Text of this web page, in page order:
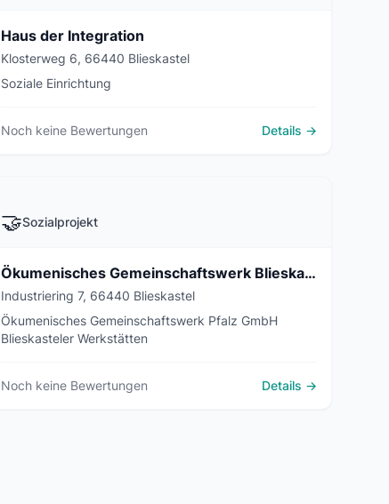
Haus der Integration
Klosterweg 6, 66440 Blieskastel
Soziale Einrichtung
Noch keine Bewertungen Details →
🤝Sozialprojekt
Ökumenisches Gemeinschaftswerk Blieskasteler Werkstätten
Industriering 7, 66440 Blieskastel
Ökumenisches Gemeinschaftswerk Pfalz GmbH
Blieskasteler Werkstätten
Noch keine Bewertungen Details →